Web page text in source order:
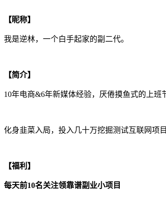
【昵称】
我是逆林，一个白手起家的副二代。
【简介】
10年电商&6年新媒体经验，厌倦摸鱼式的上班
化身韭菜入局，投入几十万挖掘测试互联网项
【福利】
每天前10名关注领靠谱副业小项目